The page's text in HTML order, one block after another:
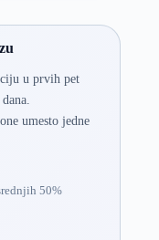
u prvih pet
umesto jedne
50%